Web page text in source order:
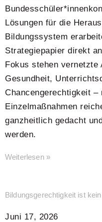
Lösungen für die
Bildungssystem
Strategiepapier direkt
Fokus stehen
Gesundheit,
Chancengerechtigkeit –
Einzelmaßnahmen
ganzheitlich gedacht
werden.
Weiterlesen »
Bildungsgerechtigkeit ist
Juni 17, 2026